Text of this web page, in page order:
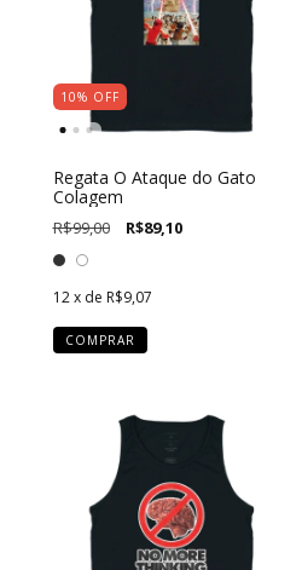
10% OFF
Regata O Ataque do Gato
Colagem
R$99,00 R$89,10
12 x de R$9,07
COMPRAR